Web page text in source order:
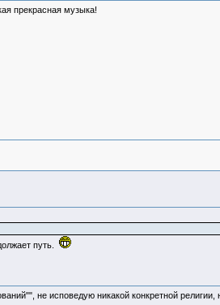
прекрасная музыка!
путь.
не исповедую никакой конкретной